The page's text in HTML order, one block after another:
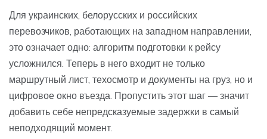
Для украинских, белорусских и российских
перевозчиков, работающих на западном направлении,
это означает одно: алгоритм подготовки к рейсу
усложнился. Теперь в него входит не только
маршрутный лист, техосмотр и документы на груз, но и
цифровое окно въезда. Пропустить этот шаг — значит
добавить себе непредсказуемые задержки в самый
неподходящий момент.